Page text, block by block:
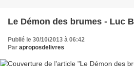
Le Démon des brumes - Luc
Publié le 30/10/2013 à 06:42
Par aproposdelivres